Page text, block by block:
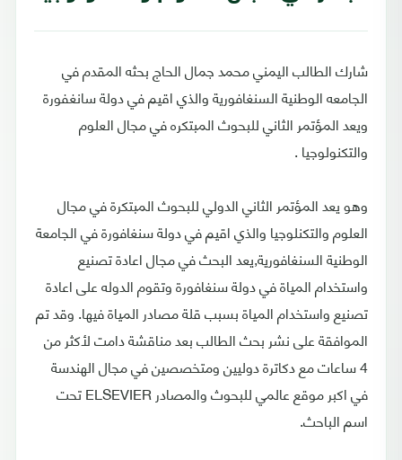
شارك الطالب اليمني محمد جمال الحاج بحثه المقدم في
الجامعه الوطنية السنغافورية والذي اقيم في دولة سانغفورة
ويعد المؤتمر الثاني للبحوث المبتكره في مجال العلوم
والتكنولوجيا .
وهو يعد المؤتمر الثاني الدولي للبحوث المبتكرة في مجال
العلوم والتكنلوجيا والذي اقيم في دولة سنغافورة في الجامعة
الوطنية السنغافورية,يعد البحث في مجال اعادة تصنيع
واستخدام المياة في دولة سنغافورة وتقوم الدوله على اعادة
تصنيع واستخدام المياة بسبب قلة مصادر المياة فيها. وقد تم
الموافقة على نشر بحث الطالب بعد مناقشة دامت لأكثر من
4 ساعات مع دكاترة دوليين ومتخصصين في مجال الهندسة
في اكبر موقع عالمي للبحوث والمصادر ELSEVIER تحت
اسم الباحث.